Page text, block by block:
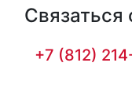
Связаться
+7 (812)